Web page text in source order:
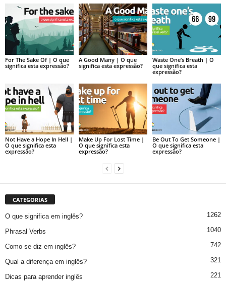
For The Sake Of | O que
significa esta expressão?
A Good Many | O que
significa esta expressão?
Waste One’s Breath | O
que significa esta
expressão?
Not Have a Hope In Hell |
O que significa esta
expressão?
Make Up For Lost Time |
O que significa esta
expressão?
Be Out To Get Someone |
O que significa esta
expressão?
CATEGORIAS
O que significa em inglês? 1262
Phrasal Verbs 1040
Como se diz em inglês? 742
Qual a diferença em inglês? 321
Dicas para aprender inglês 221